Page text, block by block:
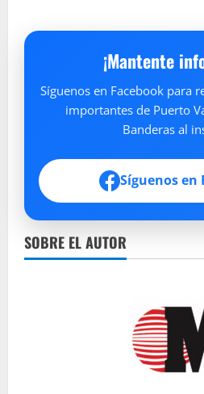
¡Mantente
Síguenos en Facebook para
importantes de Puerto
Banderas al
Síguenos en
SOBRE EL AUTOR